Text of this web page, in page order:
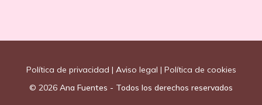
Política de privacidad | Aviso legal | Política de cookies
© 2026 Ana Fuentes - Todos los derechos reservados